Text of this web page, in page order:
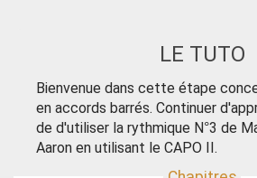
LE TUTO
Bienvenue dans cette étape
en accords barrés. Continuer
de d'utiliser la rythmique N°3 de
Aaron en utilisant le CAPO II.